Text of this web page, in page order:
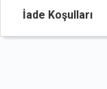
İade Koşulları